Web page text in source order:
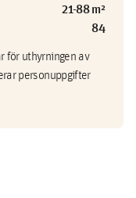
21-88 m²
84
för uthyrningen av
personuppgifter